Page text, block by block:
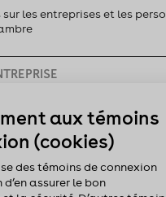
les entreprises et les
:
aux témoins
(cookies)
des témoins de connexion
assurer le bon